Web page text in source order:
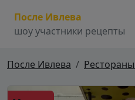
После Ивлева
шоу участники рецепты
После Ивлева